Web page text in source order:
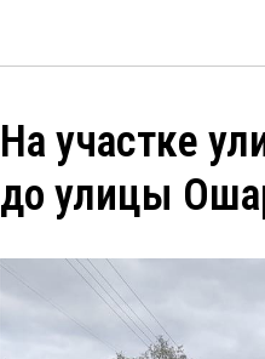
На участке
до улицы